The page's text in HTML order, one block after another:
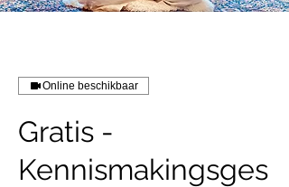
Online beschikbaar
Gratis -
Kennismakingsges